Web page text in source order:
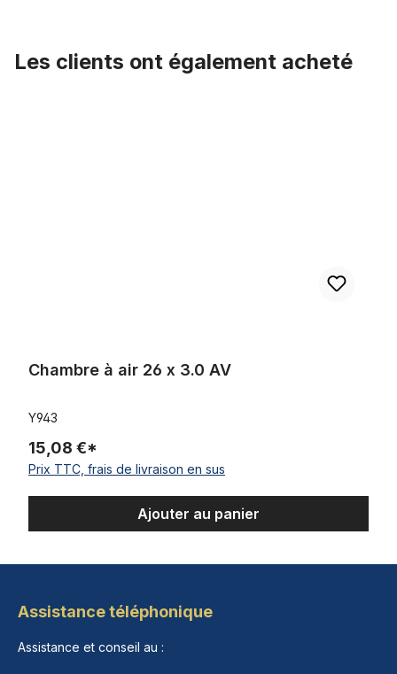
Les clients ont également acheté
Chambre à air 26 x 3.0 AV
Y943
15,08 €*
Prix TTC, frais de livraison en sus
Ajouter au panier
Assistance téléphonique
Assistance et conseil au :